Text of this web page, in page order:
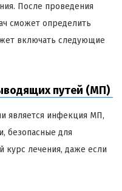
После проведения
сможет определить
включать следующие
путей (МП)
является инфекция МП,
безопасные для
лечения, даже если